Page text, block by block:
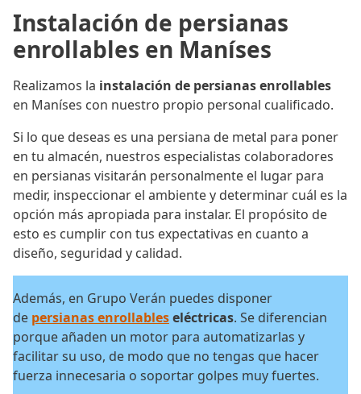
Instalación de persianas
enrollables en Maníses
Realizamos la instalación de persianas enrollables
en Maníses con nuestro propio personal cualificado.
Si lo que deseas es una persiana de metal para poner
en tu almacén, nuestros especialistas colaboradores
en persianas visitarán personalmente el lugar para
medir, inspeccionar el ambiente y determinar cuál es la
opción más apropiada para instalar. El propósito de
esto es cumplir con tus expectativas en cuanto a
diseño, seguridad y calidad.
Además, en Grupo Verán puedes disponer
de persianas enrollableseléctricas. Se diferencian
porque añaden un motor para automatizarlas y
facilitar su uso, de modo que no tengas que hacer
fuerza innecesaria o soportar golpes muy fuertes.